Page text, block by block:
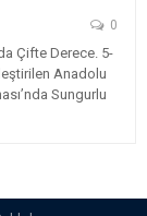
0
Çifte Derece. 5-
Anadolu
Sungurlu